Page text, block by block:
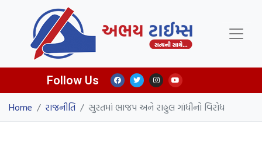
Follow Us
Home / રાજનીતિ / સુરતમાં ભાજપ અને રાહુલ ગાંધીનો વિરોધ